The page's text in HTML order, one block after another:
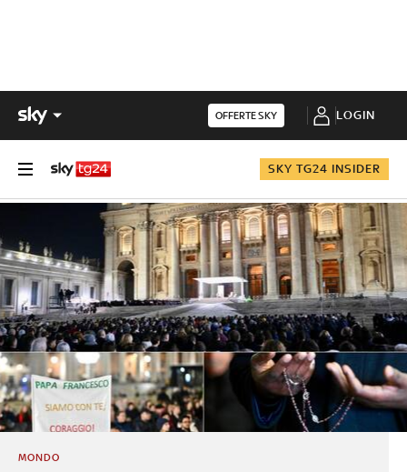
OFFERTE SKY LOGIN
SKY TG24 INSIDER
MONDO